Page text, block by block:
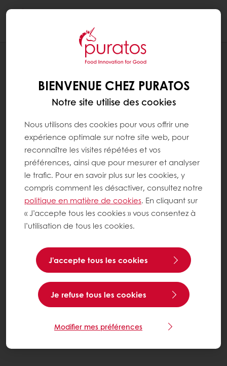
FAÇON MENDIANT
BIENVENUE CHEZ PURATOS
Notre site utilise des cookies
Nous utilisons des cookies pour vous offrir une
expérience optimale sur notre site web, pour
reconnaître les visites répétées et vos
préférences, ainsi que pour mesurer et analyser
le trafic. Pour en savoir plus sur les cookies, y
compris comment les désactiver, consultez notre
politique en matière de cookies. En cliquant sur
« J’accepte tous les cookies » vous consentez à
l’utilisation de tous les cookies.
J’accepte tous les cookies
Je refuse tous les cookies
Modifier mes préférences